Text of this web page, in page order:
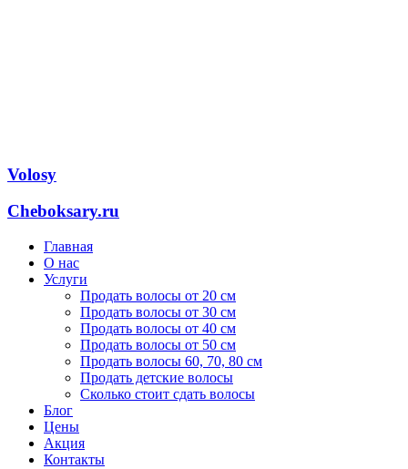
Volosy
Cheboksary.ru
Главная
О нас
Услуги
Продать волосы от 20 см
Продать волосы от 30 см
Продать волосы от 40 см
Продать волосы от 50 см
Продать волосы 60, 70, 80 см
Продать детские волосы
Сколько стоит сдать волосы
Блог
Цены
Акция
Контакты